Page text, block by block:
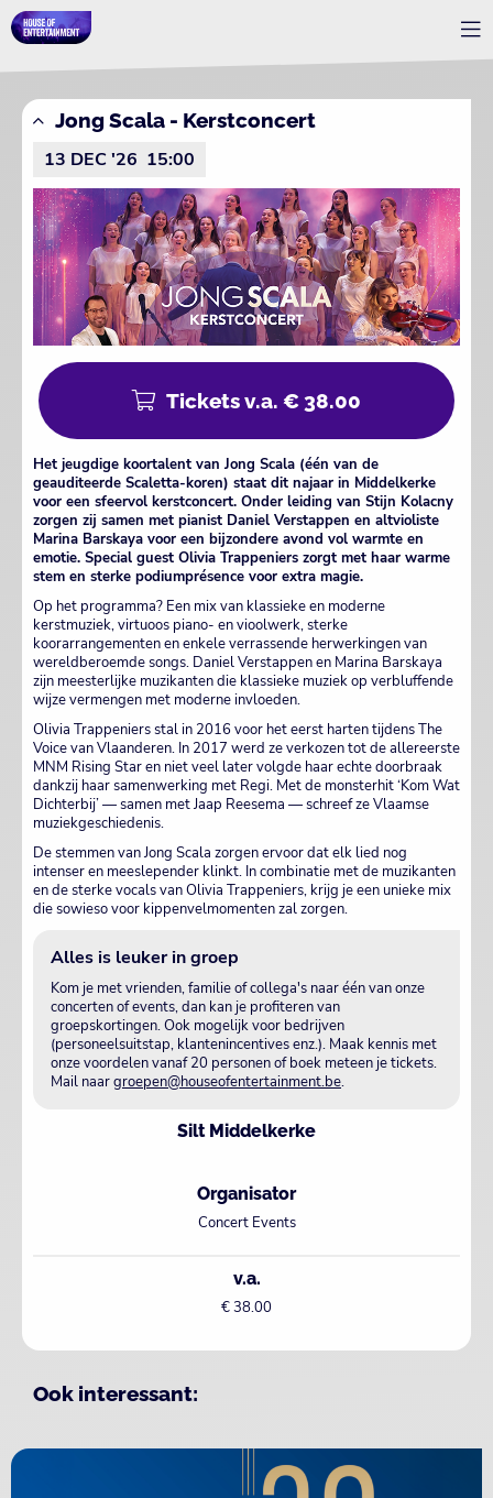
Jong Scala - Kerstconcert
13 DEC '26 15:00
Tickets v.a. € 38.00
Het jeugdige koortalent van Jong Scala (één van de
geauditeerde Scaletta-koren) staat dit najaar in Middelkerke
voor een sfeervol kerstconcert. Onder leiding van Stijn Kolacny
zorgen zij samen met pianist Daniel Verstappen en altvioliste
Marina Barskaya voor een bijzondere avond vol warmte en
emotie. Special guest Olivia Trappeniers zorgt met haar warme
stem en sterke podiumprésence voor extra magie.
Op het programma? Een mix van klassieke en moderne
kerstmuziek, virtuoos piano- en vioolwerk, sterke
koorarrangementen en enkele verrassende herwerkingen van
wereldberoemde songs. Daniel Verstappen en Marina Barskaya
zijn meesterlijke muzikanten die klassieke muziek op verbluffende
wijze vermengen met moderne invloeden.
Olivia Trappeniers stal in 2016 voor het eerst harten tijdens The
Voice van Vlaanderen. In 2017 werd ze verkozen tot de allereerste
MNM Rising Star en niet veel later volgde haar echte doorbraak
dankzij haar samenwerking met Regi. Met de monsterhit ‘Kom Wat
Dichterbij’ — samen met Jaap Reesema — schreef ze Vlaamse
muziekgeschiedenis.
De stemmen van Jong Scala zorgen ervoor dat elk lied nog
intenser en meeslepender klinkt. In combinatie met de muzikanten
en de sterke vocals van Olivia Trappeniers, krijg je een unieke mix
die sowieso voor kippenvelmomenten zal zorgen.
Alles is leuker in groep
Kom je met vrienden, familie of collega's naar één van onze
concerten of events, dan kan je profiteren van
groepskortingen. Ook mogelijk voor bedrijven
(personeelsuitstap, klantenincentives enz.). Maak kennis met
onze voordelen vanaf 20 personen of boek meteen je tickets.
Mail naargroepen@houseofentertainment.be.
Silt Middelkerke
Organisator
Concert Events
v.a.
€ 38.00
Ook interessant: